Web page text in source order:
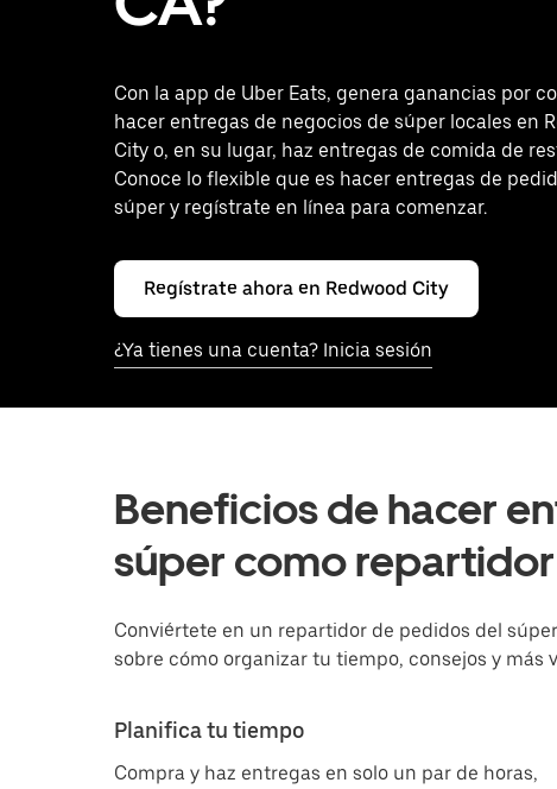
Con la app de Uber Eats, genera ganancias por
hacer entregas de negocios de súper locales en
City o, en su lugar, haz entregas de comida de
Conoce lo flexible que es hacer entregas de
súper y regístrate en línea para comenzar.
Regístrate ahora en Redwood City
¿Ya tienes una cuenta? Inicia sesión
Beneficios de hacer
súper como
Conviértete en un repartidor de pedidos del
sobre cómo organizar tu tiempo, consejos y más
Planifica tu tiempo
Compra y haz entregas en solo un par de horas,